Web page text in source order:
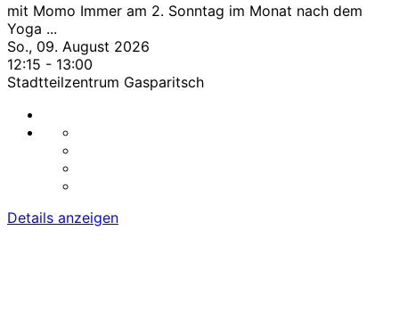
mit Momo Immer am 2. Sonntag im Monat nach dem
Yoga ...
So., 09. August 2026
12:15 - 13:00
Stadtteilzentrum Gasparitsch
Details anzeigen